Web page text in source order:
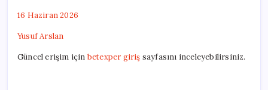
16 Haziran 2026
Yusuf Arslan
Güncel erişim için betexper giriş sayfasını inceleyebilirsiniz.